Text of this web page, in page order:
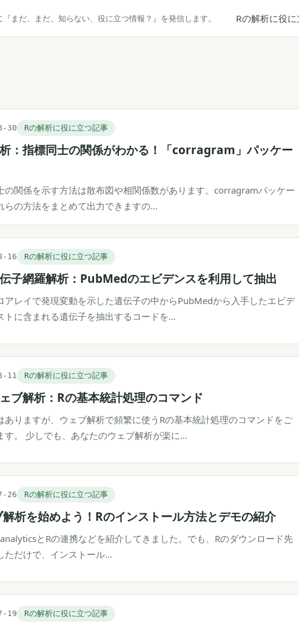
まだ、まだ、知らない、役に立つ情報？』を発信します。 Rの解析に役
30 Rの解析に役に立つ記事
：指標同士の関係がわかる！「corragram」パッケー
の関係を示す方法は散布図や相関係数があります。corragramパッケー
らの方法をまとめて出力できますの…
16 Rの解析に役に立つ記事
子網羅解析：PubMedのエビデンスを利用して抽出
アレイで発現変動を示した遺伝子の中からPubMedから入手したエビデ
トに含まれる遺伝子を抽出するコードを…
11 Rの解析に役に立つ記事
ブ解析：Rの基本統計処理のコマンド
ありますが、ウェブ解析で頻繁に使うRの基本統計処理のコマンドをご
す。 少しでも、あなたのウェブ解析が楽に…
26 Rの解析に役に立つ記事
解析を始めよう！Rのインストール方法とデモの紹介
とRの連携などを紹介してきました。でも、Rのダウンロード先
ただけで、インストール…
19 Rの解析に役に立つ記事